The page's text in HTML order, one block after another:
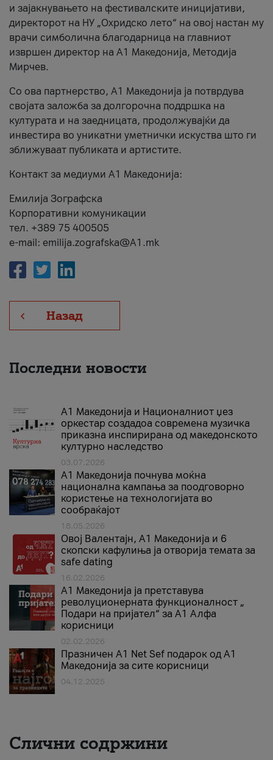
и зајакнувањето на фестивалските иницијативи,
директорот на НУ „Охридско лето“ на овој настан му
врачи симболична благодарница на главниот
извршен директор на A1 Македонија, Методија
Мирчев.
Со ова партнерство, A1 Македонија ја потврдува
својата заложба за долгорочна поддршка на
културата и на заедницата, продолжувајќи да
инвестира во уникатни уметнички искуства што ги
зближуваат публиката и артистите.
Контакт за медиуми А1 Македонија:
Емилија Зографска
Корпоративни комуникации
тел. +389 75 400505
e-mail: emilija.zografska@A1.mk
Назад
Последни новости
А1 Македонија и Националниот џез
оркестар создадоа современа музичка
приказна инспирирана од македонското
културно наследство
03.07.2026
A1 Македонија почнува моќна
национална кампања за поодговорно
користење на технологијата во
сообраќајот
18.05.2026
Овој Валентајн, A1 Македонија и 6
скопски кафулиња ја отворија темата за
safe dating
16.02.2026
А1 Македонија ја претставува
револуционерната функционалност „
Подари на пријател“ за А1 Алфа
корисници
02.02.2026
Празничен A1 Net Sеf подарок од А1
Македонија за сите корисници
04.12.2025
Слични содржини